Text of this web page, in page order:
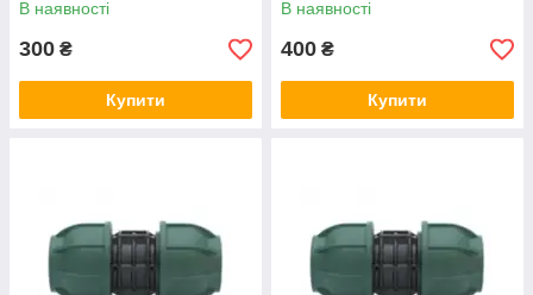
В наявності
300 ₴
Купити
В наявності
400 ₴
Купити